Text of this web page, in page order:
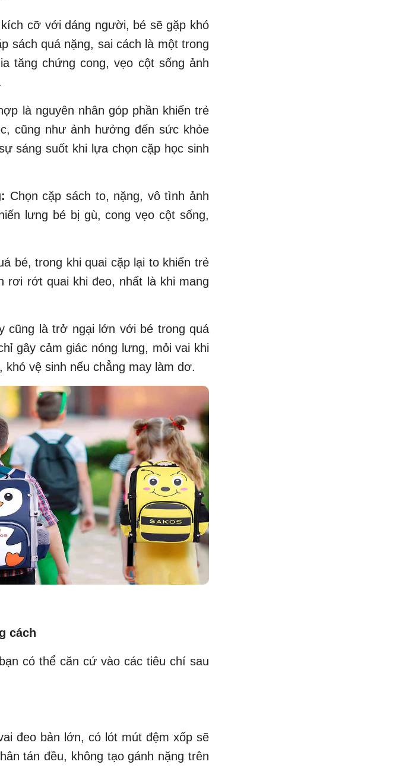
cỡ với dáng người, bé sẽ gặp khó
sách quá nặng, sai cách là một trong
tăng chứng cong, vẹo cột sống ảnh
là nguyên nhân góp phần khiến trẻ
cũng như ảnh hưởng đến sức khỏe
sáng suốt khi lựa chọn cặp học sinh
Chọn cặp sách to, nặng, vô tình ảnh
lưng bé bị gù, cong vẹo cột sống,
bé, trong khi quai cặp lại to khiến trẻ
rơi rớt quai khi đeo, nhất là khi mang
cũng là trở ngại lớn với bé trong quá
gây cảm giác nóng lưng, mỏi vai khi
vệ sinh nếu chẳng may làm dơ.
cách
có thể căn cứ vào các tiêu chí sau
đeo bản lớn, có lót mút đệm xốp sẽ
tán đều, không tạo gánh nặng trên